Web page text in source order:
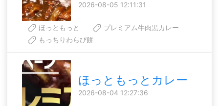
2026-08-05 12:11:31
ほっともっと
プレミアム牛肉黒カレー
もっちりわらび餅
ほっともっとカレー
2026-08-04 12:27:36